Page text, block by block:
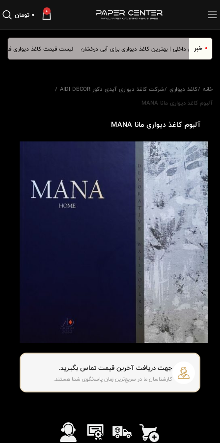
0 ۰تومان
خبر لیست قیمت کاغذ دیواری فروردین
خانه کاغذ دیواری شرکت کاغذ دیواری آیدی دکور AIDI DECOR
آلبوم کاغذ دیواری مانا MANA
آلبوم کاغذ دیواری مانا MANA
جهت دریافت آخرین قیمت تماس بگیرید.
کارشناسان ما در سریع‌ترین زمان پاسخگوی شما هستند.